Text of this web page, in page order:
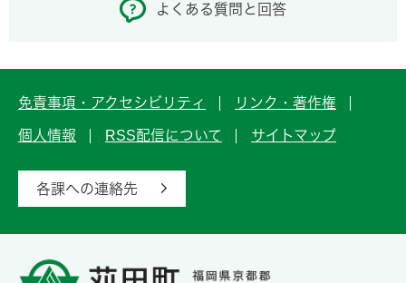
よくある質問と回答
免責事項・アクセシビリティ リンク・著作権
個人情報 RSS配信について サイトマップ
各課への連絡先